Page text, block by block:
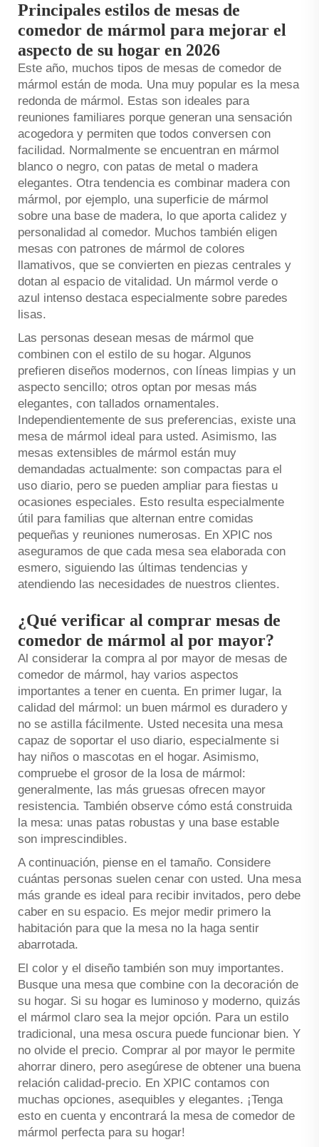
Principales estilos de mesas de
comedor de mármol para mejorar el
aspecto de su hogar en 2026
Este año, muchos tipos de mesas de comedor de
mármol están de moda. Una muy popular es la mesa
redonda de mármol. Estas son ideales para
reuniones familiares porque generan una sensación
acogedora y permiten que todos conversen con
facilidad. Normalmente se encuentran en mármol
blanco o negro, con patas de metal o madera
elegantes. Otra tendencia es combinar madera con
mármol, por ejemplo, una superficie de mármol
sobre una base de madera, lo que aporta calidez y
personalidad al comedor. Muchos también eligen
mesas con patrones de mármol de colores
llamativos, que se convierten en piezas centrales y
dotan al espacio de vitalidad. Un mármol verde o
azul intenso destaca especialmente sobre paredes
lisas.
Las personas desean mesas de mármol que
combinen con el estilo de su hogar. Algunos
prefieren diseños modernos, con líneas limpias y un
aspecto sencillo; otros optan por mesas más
elegantes, con tallados ornamentales.
Independientemente de sus preferencias, existe una
mesa de mármol ideal para usted. Asimismo, las
mesas extensibles de mármol están muy
demandadas actualmente: son compactas para el
uso diario, pero se pueden ampliar para fiestas u
ocasiones especiales. Esto resulta especialmente
útil para familias que alternan entre comidas
pequeñas y reuniones numerosas. En XPIC nos
aseguramos de que cada mesa sea elaborada con
esmero, siguiendo las últimas tendencias y
atendiendo las necesidades de nuestros clientes.
¿Qué verificar al comprar mesas de
comedor de mármol al por mayor?
Al considerar la compra al por mayor de mesas de
comedor de mármol, hay varios aspectos
importantes a tener en cuenta. En primer lugar, la
calidad del mármol: un buen mármol es duradero y
no se astilla fácilmente. Usted necesita una mesa
capaz de soportar el uso diario, especialmente si
hay niños o mascotas en el hogar. Asimismo,
compruebe el grosor de la losa de mármol:
generalmente, las más gruesas ofrecen mayor
resistencia. También observe cómo está construida
la mesa: unas patas robustas y una base estable
son imprescindibles.
A continuación, piense en el tamaño. Considere
cuántas personas suelen cenar con usted. Una mesa
más grande es ideal para recibir invitados, pero debe
caber en su espacio. Es mejor medir primero la
habitación para que la mesa no la haga sentir
abarrotada.
El color y el diseño también son muy importantes.
Busque una mesa que combine con la decoración de
su hogar. Si su hogar es luminoso y moderno, quizás
el mármol claro sea la mejor opción. Para un estilo
tradicional, una mesa oscura puede funcionar bien. Y
no olvide el precio. Comprar al por mayor le permite
ahorrar dinero, pero asegúrese de obtener una buena
relación calidad-precio. En XPIC contamos con
muchas opciones, asequibles y elegantes. ¡Tenga
esto en cuenta y encontrará la mesa de comedor de
mármol perfecta para su hogar!